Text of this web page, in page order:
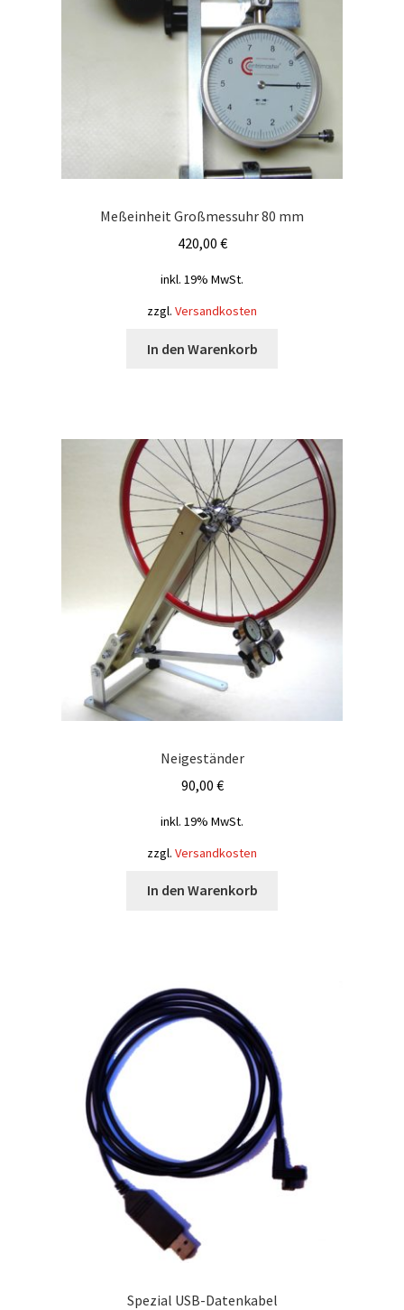
Meßeinheit Großmessuhr 80 mm
420,00 €
inkl. 19% MwSt.
zzgl. Versandkosten
In den Warenkorb
Neigeständer
90,00 €
inkl. 19% MwSt.
zzgl. Versandkosten
In den Warenkorb
Spezial USB-Datenkabel